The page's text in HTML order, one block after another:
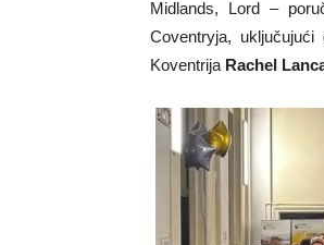
Midlands, Lord –
Coventryja, uključujući
Koventrija Rachel